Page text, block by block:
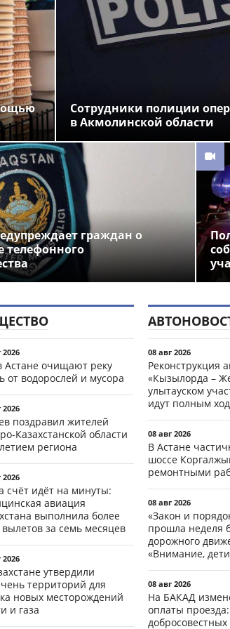
Сотрудники полиции
в Акмолинской области
граждан о
телефонного
2026
Астане очищают реку
от водорослей и мусора
2026
поздравил жителей
Казахстанской области
региона
2026
счёт идёт на минуты:
авиация
выполнила более
вылетов за семь месяцев
2026
утвердили
территорий для
новых месторождений
и газа
08 авг 2026
Реконструкция
«Кызылорда –
улытауском
идут полным
08 авг 2026
В Астане
шоссе
ремонтными
08 авг 2026
«Закон и
прошла неделя
дорожного
«Внимание,
08 авг 2026
На БАКАД
оплаты